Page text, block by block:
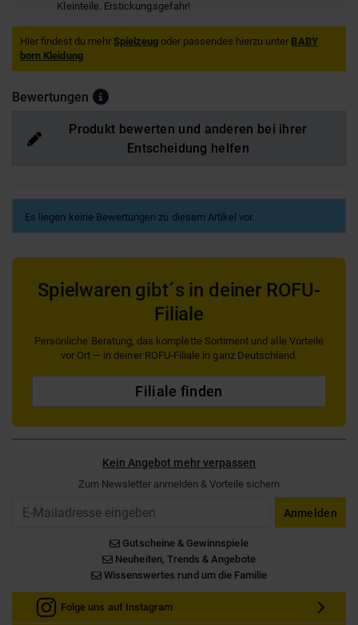
Kleinteile. Erstickungsgefahr!
Hier findest du mehr Spielzeug oder passendes hierzu unter BABY
born Kleidung
Bewertungen
Produkt bewerten und anderen bei ihrer
Entscheidung helfen
Es liegen keine Bewertungen zu diesem Artikel vor.
Spielwaren gibt´s in deiner ROFU-
Filiale
Persönliche Beratung, das komplette Sortiment und alle Vorteile
vor Ort — in deiner ROFU-Filiale in ganz Deutschland.
Filiale finden
Kein Angebot mehr verpassen
Zum Newsletter anmelden & Vorteile sichern
Anmelden
Gutscheine & Gewinnspiele
Neuheiten, Trends & Angebote
Wissenswertes rund um die Familie
Folge uns auf Instagram